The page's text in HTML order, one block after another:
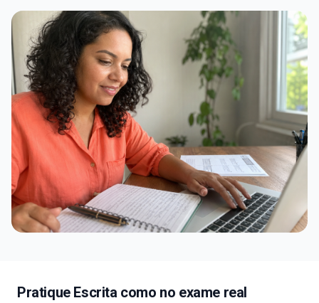
Pratique Escrita como no exame real